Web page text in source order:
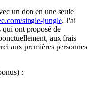
un don en une seule
single-jungle. J'ai
qui ont proposé de
aux frais
aux premières personnes
: